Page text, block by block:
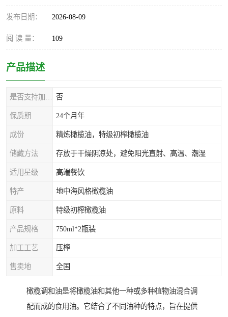
发布日期： 2026-08-09
阅 读 量： 109
产品描述
否
保质期 24个月年
成份 精炼橄榄油，特级初榨橄榄油
储藏方法 存放于干燥阴凉处，避免阳光直射、高温、潮湿
适用星级 高端餐饮
特产 地中海风格橄榄油
原料 特级初榨橄榄油
产品规格 750ml*2瓶装
加工工艺 压榨
售卖地 全国
橄榄调和油是将橄榄油和其他一种或多种植物油混合调
配而成的食用油。它结合了不同油种的特点，旨在提供